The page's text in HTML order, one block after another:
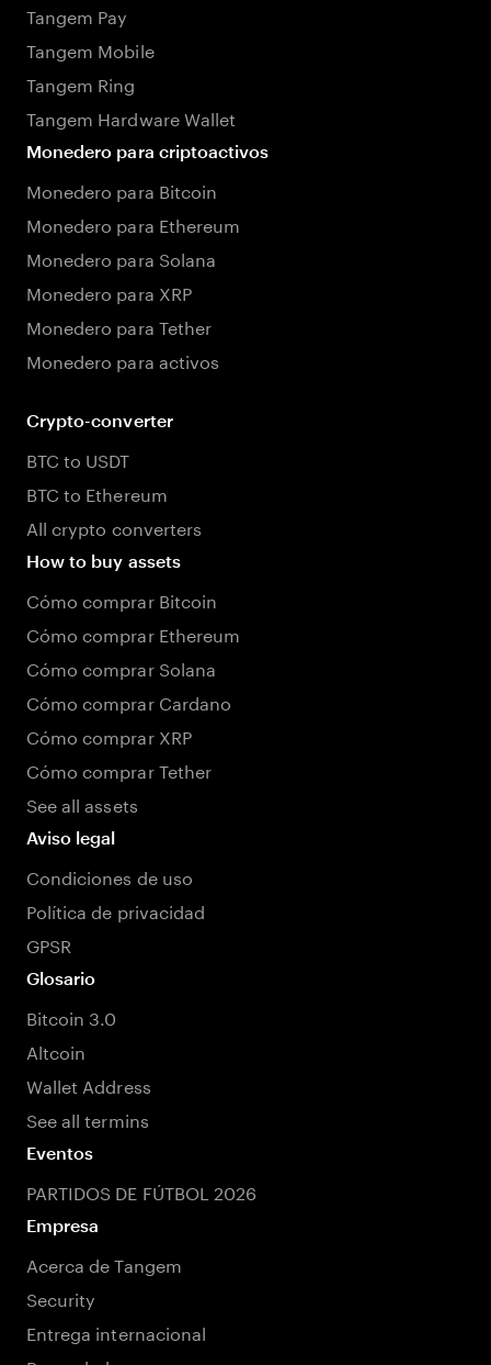
Tangem Pay
Tangem Mobile
Tangem Ring
Tangem Hardware Wallet
Monedero para criptoactivos
Monedero para Bitcoin
Monedero para Ethereum
Monedero para Solana
Monedero para XRP
Monedero para Tether
Monedero para activos
Crypto-converter
BTC to USDT
BTC to Ethereum
All crypto converters
How to buy assets
Cómo comprar Bitcoin
Cómo comprar Ethereum
Cómo comprar Solana
Cómo comprar Cardano
Cómo comprar XRP
Cómo comprar Tether
See all assets
Aviso legal
Condiciones de uso
Política de privacidad
GPSR
Glosario
Bitcoin 3.0
Altcoin
Wallet Address
See all termins
Eventos
PARTIDOS DE FÚTBOL 2026
Empresa
Acerca de Tangem
Security
Entrega internacional